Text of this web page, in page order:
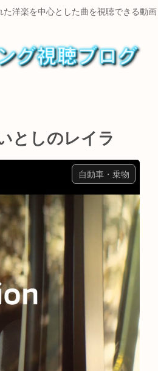
洋楽を中心とした曲を視聴できる動
としのレイラ
自動車・乗物